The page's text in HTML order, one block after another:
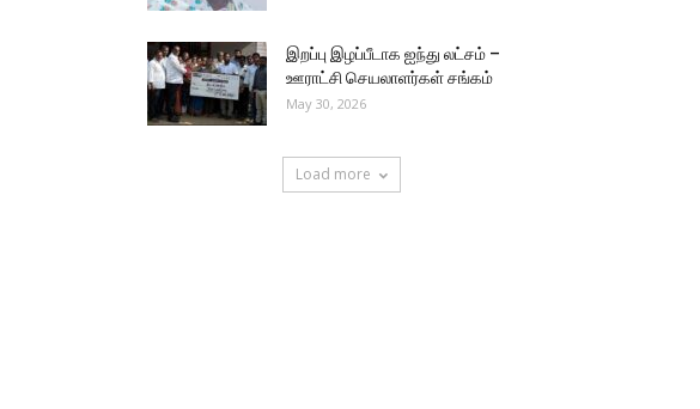
இறப்பு இழப்பீடாக ஐந்து லட்சம் –
ஊராட்சி செயலாளர்கள் சங்கம்
May 30, 2026
Load more